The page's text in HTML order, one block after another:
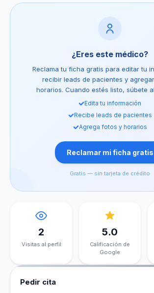
¿Eres este médico?
Reclama tu ficha gratis para editar tu
recibir leads de pacientes y
horarios. Cuando estés listo, súbete
Edita tu información
Recibe leads de pacientes
Agrega fotos y horarios
Reclamar mi ficha gratis
Gratis — sin tarjeta de crédito
2
Visitas al perfil
5.0
Calificación de
Google
Pedir cita